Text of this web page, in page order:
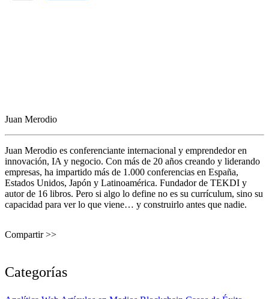
Juan Merodio
Juan Merodio es conferenciante internacional y emprendedor en
innovación, IA y negocio. Con más de 20 años creando y liderando
empresas, ha impartido más de 1.000 conferencias en España,
Estados Unidos, Japón y Latinoamérica. Fundador de TEKDI y
autor de 16 libros. Pero si algo lo define no es su currículum, sino su
capacidad para ver lo que viene… y construirlo antes que nadie.
Compartir >>
Categorías